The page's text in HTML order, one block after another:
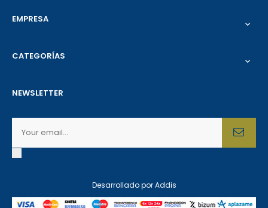
EMPRESA 
CATEGORÍAS 
NEWSLETTER
Desarrollado porAddis